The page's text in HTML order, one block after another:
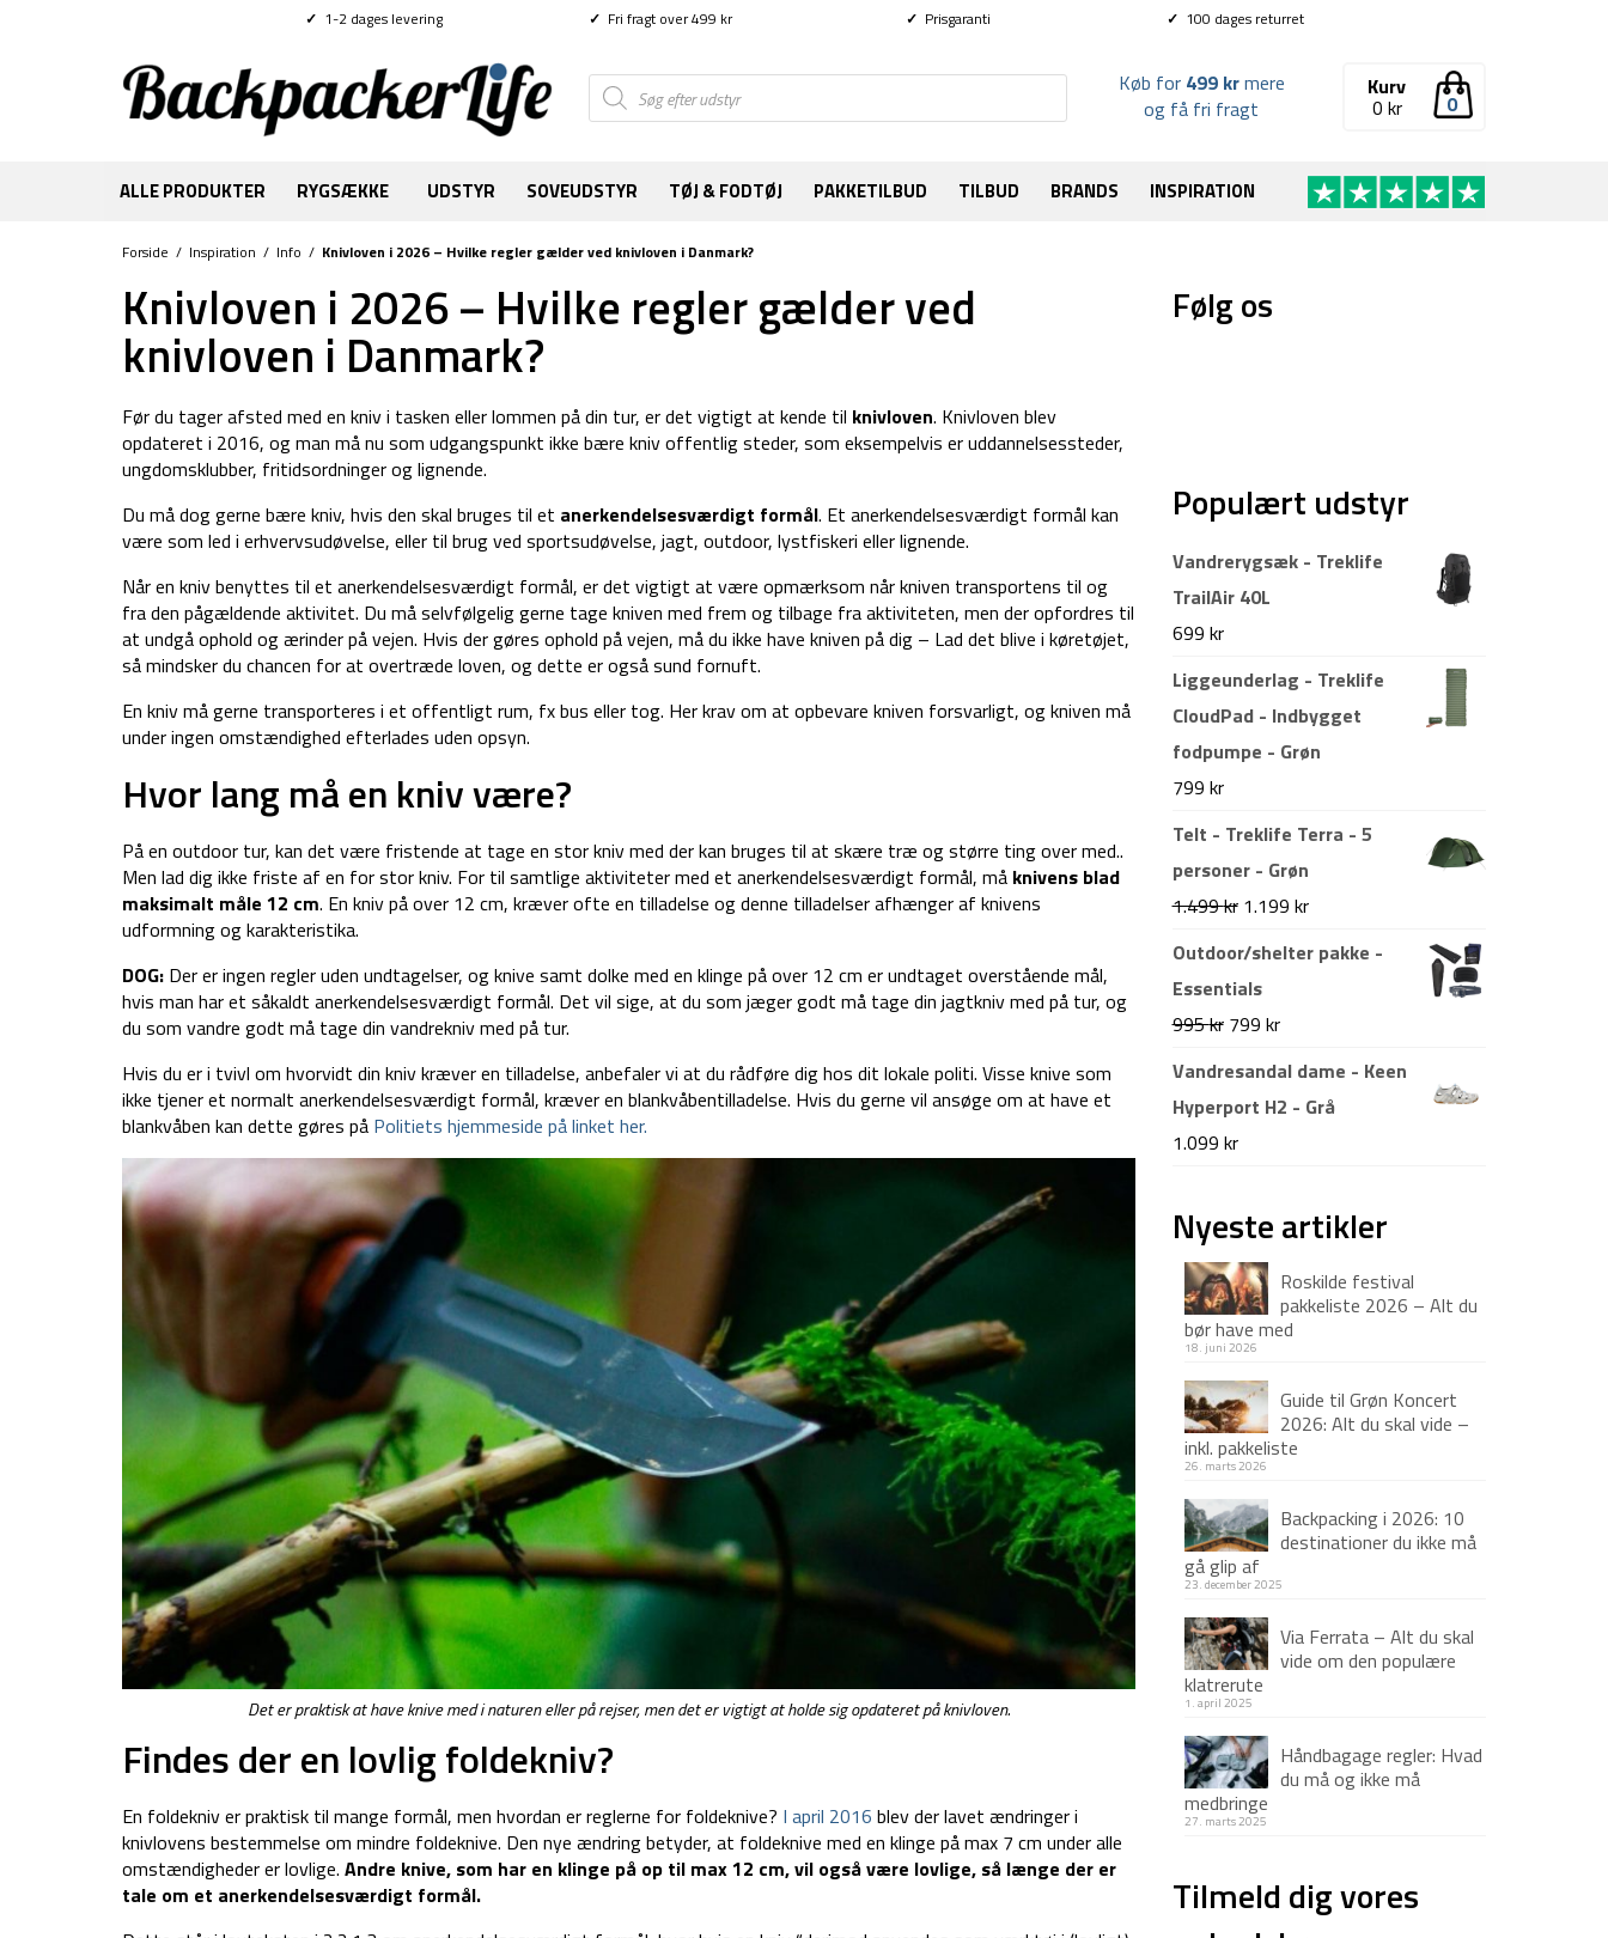
✓ 1-2 dages levering ✓ Fri fragt over 499 kr ✓ Prisgaranti ✓ 100 dages returret
Products
search 0
Kurv
0 kr
Køb for 499 krmere
og få fri fragt
ALLE PRODUKTER RYGSÆKKE UDSTYR SOVEUDSTYR TØJ & FODTØJ PAKKETILBUD TILBUD BRANDS INSPIRATION
Forside / Inspiration / Info / Knivloven i 2026 – Hvilke regler gælder ved knivloven i Danmark?
Knivloven i 2026 – Hvilke regler gælder ved
knivloven i Danmark?
Før du tager afsted med en kniv i tasken eller lommen på din tur, er det vigtigt at kende til knivloven. Knivloven blev
opdateret i 2016, og man må nu som udgangspunkt ikke bære kniv offentlig steder, som eksempelvis er uddannelsessteder,
ungdomsklubber, fritidsordninger og lignende.
Du må dog gerne bære kniv, hvis den skal bruges til et anerkendelsesværdigt formål. Et anerkendelsesværdigt formål kan
være som led i erhvervsudøvelse, eller til brug ved sportsudøvelse, jagt, outdoor, lystfiskeri eller lignende.
Når en kniv benyttes til et anerkendelsesværdigt formål, er det vigtigt at være opmærksom når kniven transportens til og
fra den pågældende aktivitet. Du må selvfølgelig gerne tage kniven med frem og tilbage fra aktiviteten, men der opfordres til
at undgå ophold og ærinder på vejen. Hvis der gøres ophold på vejen, må du ikke have kniven på dig – Lad det blive i køretøjet,
så mindsker du chancen for at overtræde loven, og dette er også sund fornuft.
En kniv må gerne transporteres i et offentligt rum, fx bus eller tog. Her krav om at opbevare kniven forsvarligt, og kniven må
under ingen omstændighed efterlades uden opsyn.
Hvor lang må en kniv være?
På en outdoor tur, kan det være fristende at tage en stor kniv med der kan bruges til at skære træ og større ting over med..
Men lad dig ikke friste af en for stor kniv. For til samtlige aktiviteter med et anerkendelsesværdigt formål, må knivens blad
maksimalt måle 12 cm. En kniv på over 12 cm, kræver ofte en tilladelse og denne tilladelser afhænger af knivens
udformning og karakteristika.
DOG: Der er ingen regler uden undtagelser, og knive samt dolke med en klinge på over 12 cm er undtaget overstående mål,
hvis man har et såkaldt anerkendelsesværdigt formål. Det vil sige, at du som jæger godt må tage din jagtkniv med på tur, og
du som vandre godt må tage din vandrekniv med på tur.
Hvis du er i tvivl om hvorvidt din kniv kræver en tilladelse, anbefaler vi at du rådføre dig hos dit lokale politi. Visse knive som
ikke tjener et normalt anerkendelsesværdigt formål, kræver en blankvåbentilladelse. Hvis du gerne vil ansøge om at have et
blankvåben kan dette gøres på Politiets hjemmeside på linket her.
Det er praktisk at have knive med i naturen eller på rejser, men det er vigtigt at holde sig opdateret på knivloven.
Findes der en lovlig foldekniv?
En foldekniv er praktisk til mange formål, men hvordan er reglerne for foldeknive? I april 2016 blev der lavet ændringer i
knivlovens bestemmelse om mindre foldeknive. Den nye ændring betyder, at foldeknive med en klinge på max 7 cm under alle
omstændigheder er lovlige. Andre knive, som har en klinge på op til max 12 cm, vil også være lovlige, så længe der er
tale om et anerkendelsesværdigt formål.
Følg os
Populært udstyr
Vandrerygsæk - Treklife
TrailAir 40L
699 kr
Liggeunderlag - Treklife
CloudPad - Indbygget
fodpumpe - Grøn
799 kr
Telt - Treklife Terra - 5
personer - Grøn
1.499kr Den
oprindelige
pris
var:
1.199 krDen
aktuelle
Outdoor/shelter pakke -
Essentials
995kr Den
oprindelige
pris
799 krDen
aktuelle
pris
Vandresandal dame - Keen
Hyperport H2 - Grå
1.099 kr
Nyeste artikler
Roskilde festival
pakkeliste 2026 – Alt du
bør have med
18. juni 2026
Guide til Grøn Koncert
2026: Alt du skal vide –
inkl. pakkeliste
26. marts 2026
Backpacking i 2026: 10
destinationer du ikke må
gå glip af
23. december 2025
Via Ferrata – Alt du skal
vide om den populære
klatrerute
1. april 2025
Håndbagage regler: Hvad
du må og ikke må
medbringe
27. marts 2025
Tilmeld dig vores